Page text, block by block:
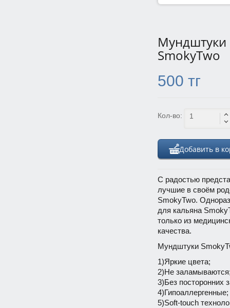
SmokyTwo
500 тг
Кол-во:
Добавить в
С радостью
лучшие в своём
SmokyTwo.
для кальяна
только из
качества.
Мундштуки
1)Яркие цвета;
2)Не
3)Без посторонних
4)Гипоаллергенные;
5)Soft-touch